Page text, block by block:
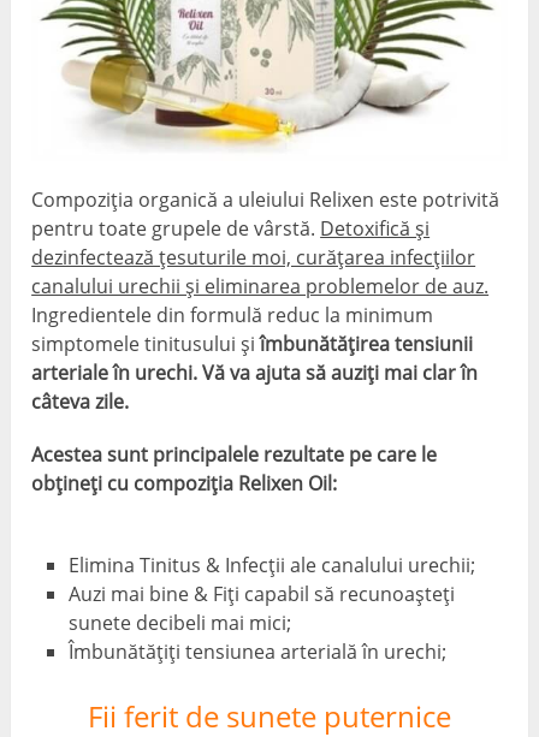
Compoziția organică a uleiului Relixen este potrivită
pentru toate grupele de vârstă. Detoxifică și
dezinfectează țesuturile moi, curățarea infecțiilor
canalului urechii și eliminarea problemelor de auz.
Ingredientele din formulă reduc la minimum
simptomele tinitusului șiîmbunătățirea tensiunii
arteriale în urechi. Vă va ajuta să auziți mai clar în
câteva zile.
Acestea sunt principalele rezultate pe care le
obțineți cu compoziția Relixen Oil:
Elimina Tinitus & Infecții ale canalului urechii;
Auzi mai bine & Fiți capabil să recunoașteți
sunete decibeli mai mici;
Îmbunătățiți tensiunea arterială în urechi;
Fii ferit de sunete puternice